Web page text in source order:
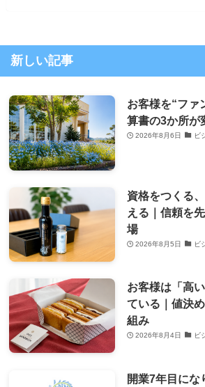
新しい記事
お客様を“ファ
算書の3か所が
2026年8月6日 ビ
資格をつくる
える｜信頼を
場
2026年8月5日 ビ
お客様は「高
ている｜値決
組み
2026年8月4日 ビ
開業7年目にな